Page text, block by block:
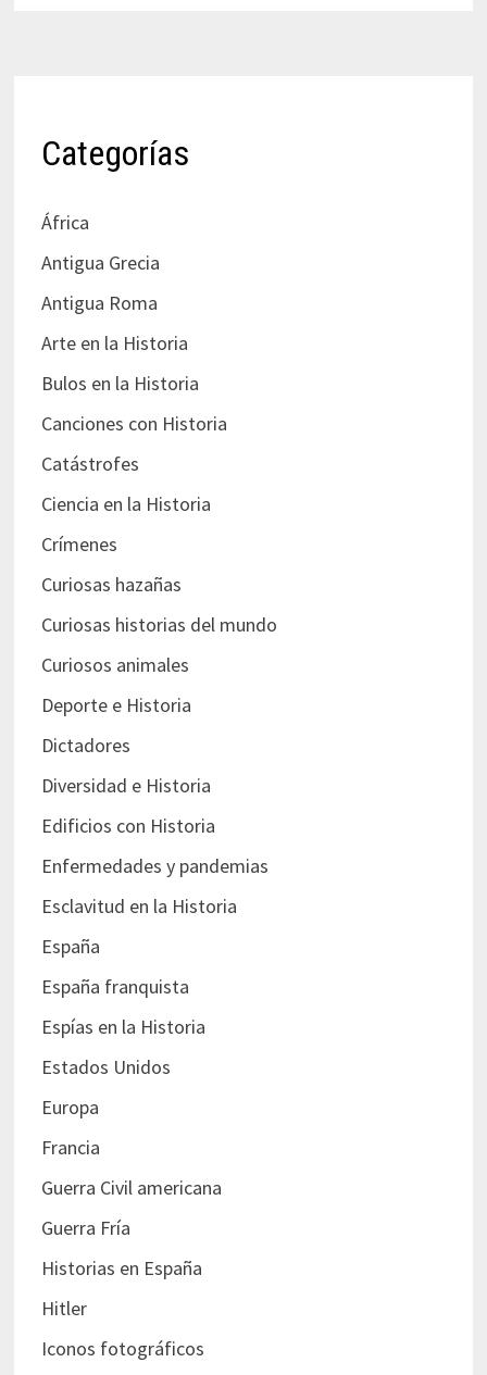
Categorías
África
Antigua Grecia
Antigua Roma
Arte en la Historia
Bulos en la Historia
Canciones con Historia
Catástrofes
Ciencia en la Historia
Crímenes
Curiosas hazañas
Curiosas historias del mundo
Curiosos animales
Deporte e Historia
Dictadores
Diversidad e Historia
Edificios con Historia
Enfermedades y pandemias
Esclavitud en la Historia
España
España franquista
Espías en la Historia
Estados Unidos
Europa
Francia
Guerra Civil americana
Guerra Fría
Historias en España
Hitler
Iconos fotográficos